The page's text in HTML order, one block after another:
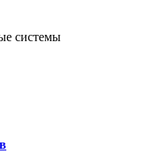
системы